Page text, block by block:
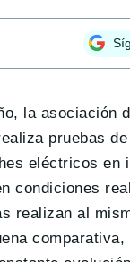
la asociación
pruebas
eléctricos en
condiciones
realizan al